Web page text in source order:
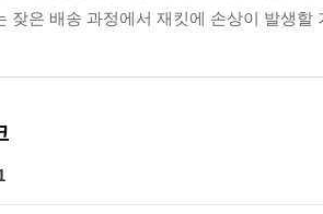
잦은 배송 과정에서 재킷에 손상이 발생